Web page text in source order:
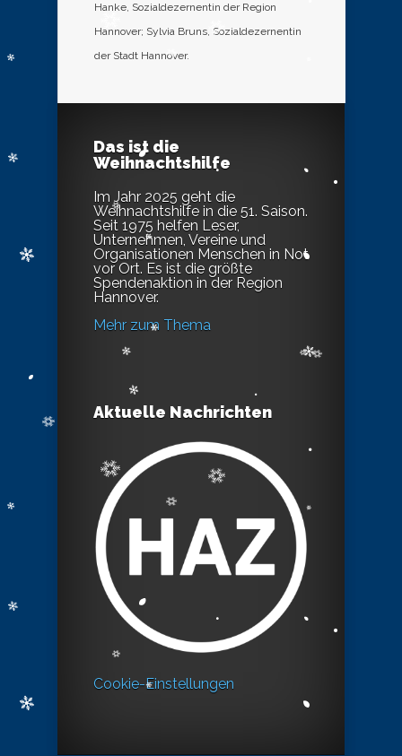
Hanke, Sozialdezernentin der Region
Hannover; Sylvia Bruns, Sozialdezernentin
der Stadt Hannover.
Das ist die
Weihnachtshilfe
Im Jahr 2025 geht die
Weihnachtshilfe in die 51. Saison.
Seit 1975 helfen Leser,
Unternehmen, Vereine und
Organisationen Menschen in Not
vor Ort. Es ist die größte
Spendenaktion in der Region
Hannover.
Mehr zum Thema
Aktuelle Nachrichten
Cookie-Einstellungen